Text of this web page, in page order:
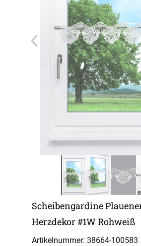
Scheibengardine
Herzdekor #1W Rohweiß
Artikelnummer: 38664-100583